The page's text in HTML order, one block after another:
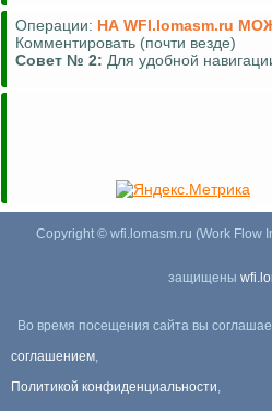
Операции: НА WFI.lomasm.ru
Комментировать (почти везде)
Совет № 2: Для удобной
Copyright © wfi.lomasm.ru (Work Flow
защищены
Во время посещения сайта вы
соглашением
Политикой конфиденциальности